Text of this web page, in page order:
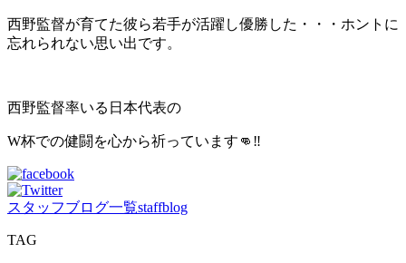
西野監督が育てた彼ら若手が活躍し優勝した・・・ホントに
忘れられない思い出です。
西野監督率いる日本代表の
W杯での健闘を心から祈っています👊‼
スタッフブログ一覧staffblog
TAG